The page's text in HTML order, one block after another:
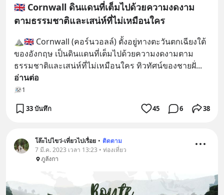
🇬🇧 Cornwall ดินแดนที่เต็มไปด้วยความงดงาม
ตามธรรมชาติและเสน่ห์ที่ไม่เหมือนใคร
⛰️🇬🇧 Cornwall (คอร์นวอลล์) ตั้งอยู่ทางตะวันตกเฉียงใต้
ของอังกฤษ เป็นดินแดนที่เต็มไปด้วยความงดงามตาม
ธรรมชาติและเสน่ห์ที่ไม่เหมือนใคร ทิวทัศน์ของชายฝั่
อ่านต่อ
1
33 บันทึก 45 6 38
โล๊ะไปไขว่-เที่ยวไปเรื่อย • ติดตาม
7 มี.ค. 2023 เวลา 13:23 • ท่องเที่ยว
ภูลังกา